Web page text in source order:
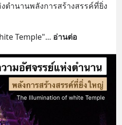
ตำนานพลังการสร้างสรรค์ที่ยิ่ง
Temple"... อ่านต่อ